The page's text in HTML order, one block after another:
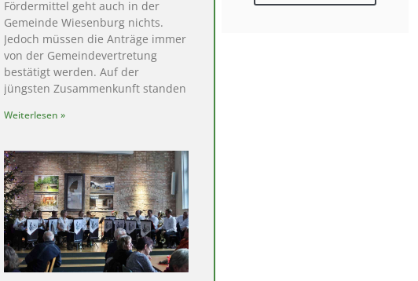
Fördermittel geht auch in der
Gemeinde Wiesenburg nichts.
Jedoch müssen die Anträge immer
von der Gemeindevertretung
bestätigt werden. Auf der
jüngsten Zusammenkunft standen
Weiterlesen »